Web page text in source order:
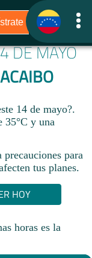
DE MAYO
14 de mayo?.
35°C y una
para
tus planes.​
HOY
horas es la